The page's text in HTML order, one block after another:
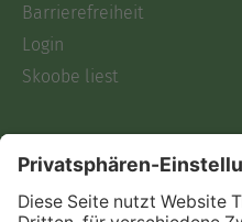
Barrierefreiheit
Login
Skoobe liest
Datenschutz
AGB